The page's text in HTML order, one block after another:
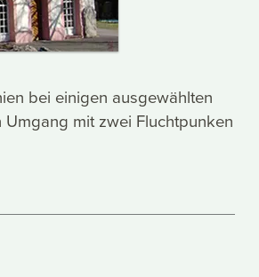
bei einigen ausgewählten
mit zwei Fluchtpunken